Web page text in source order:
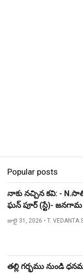
Popular posts
నాకు నచ్చిన కవి: -
ఘన్ పూర్ (స్టే)- జనగామ
జులై 31, 2026 • T. VEDANTA
తల్లి గర్భము నుండి